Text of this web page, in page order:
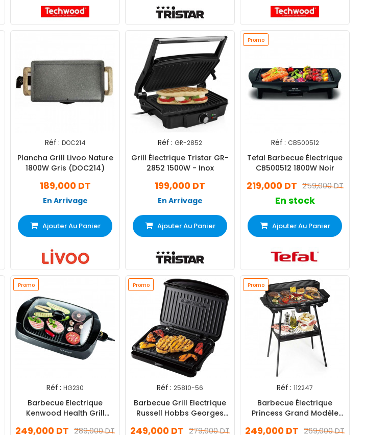
Réf : DOC214
Plancha Grill Livoo Nature
1800W Gris (DOC214)
189,000 DT
En Arrivage
Ajouter Au Panier
Réf : GR-2852
Grill Électrique Tristar GR-
2852 1500W - Inox
199,000 DT
En Arrivage
Ajouter Au Panier
Promo
Réf : CB500512
Tefal Barbecue Électrique
CB500512 1800W Noir
259,000 DT
219,000 DT
En stock
Ajouter Au Panier
Promo
Réf : HG230
Barbecue Electrique
Kenwood Health Grill
289,000 DT
249,000 DT
Promo
Réf : 25810-56
Barbecue Grill Electrique
Russell Hobbs Georges
279,000 DT
249,000 DT
Promo
Réf : 112247
Barbecue Électrique
Princess Grand Modèle
269,000 DT
249,000 DT